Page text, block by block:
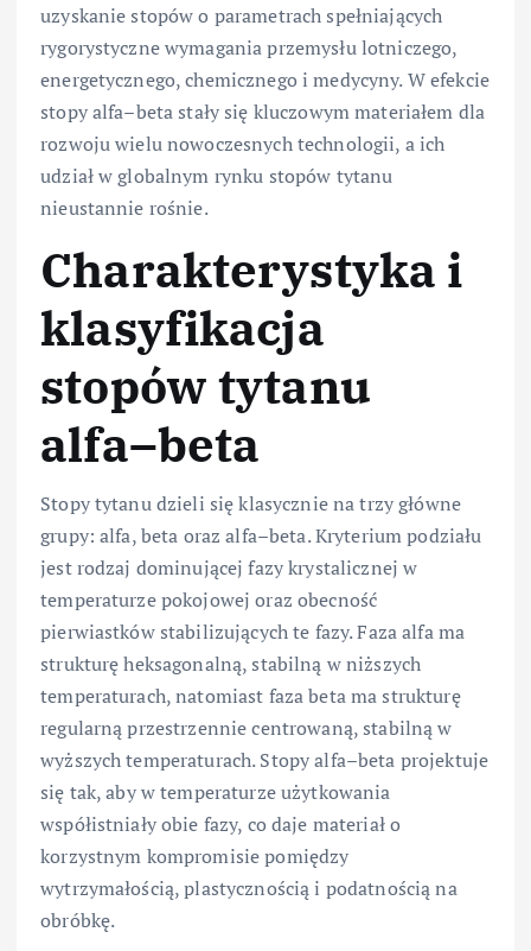
uzyskanie stopów o parametrach spełniających
rygorystyczne wymagania przemysłu lotniczego,
energetycznego, chemicznego i medycyny. W efekcie
stopy alfa–beta stały się kluczowym materiałem dla
rozwoju wielu nowoczesnych technologii, a ich
udział w globalnym rynku stopów tytanu
nieustannie rośnie.
Charakterystyka i
klasyfikacja
stopów tytanu
alfa–beta
Stopy tytanu dzieli się klasycznie na trzy główne
grupy: alfa, beta oraz alfa–beta. Kryterium podziału
jest rodzaj dominującej fazy krystalicznej w
temperaturze pokojowej oraz obecność
pierwiastków stabilizujących te fazy. Faza alfa ma
strukturę heksagonalną, stabilną w niższych
temperaturach, natomiast faza beta ma strukturę
regularną przestrzennie centrowaną, stabilną w
wyższych temperaturach. Stopy alfa–beta projektuje
się tak, aby w temperaturze użytkowania
współistniały obie fazy, co daje materiał o
korzystnym kompromisie pomiędzy
wytrzymałością, plastycznością i podatnością na
obróbkę.